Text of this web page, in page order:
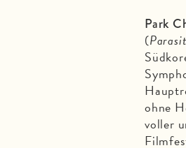
Park
(
ohne
voller